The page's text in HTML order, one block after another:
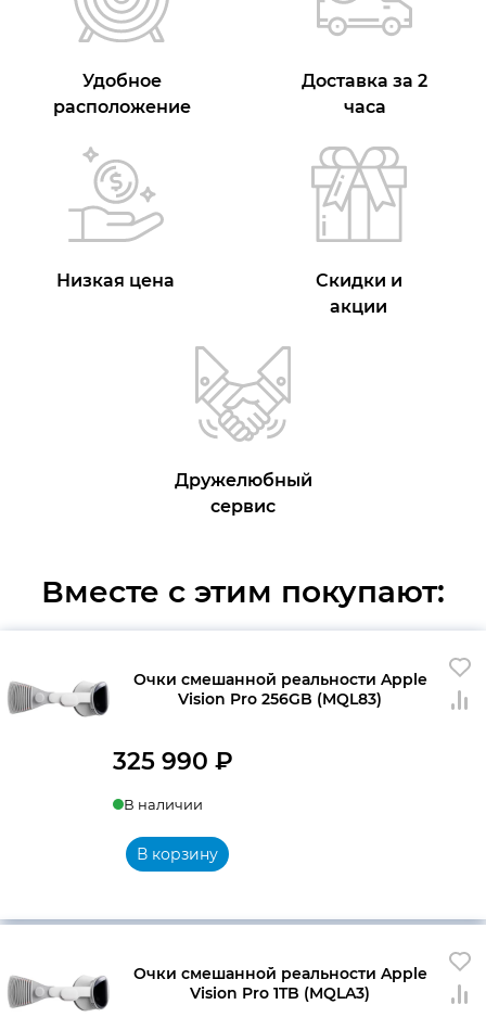
Удобное
расположение
Доставка за 2
часа
Низкая цена
Скидки и
акции
Дружелюбный
сервис
Вместе с этим покупают:
Очки смешанной реальности Apple
Vision Pro 256GB (MQL83)
325 990 ₽
В наличии
В корзину
Очки смешанной реальности Apple
Vision Pro 1TB (MQLA3)